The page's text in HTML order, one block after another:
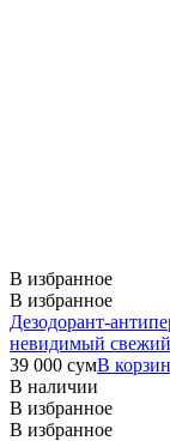
В избранное
В избранное
Дезодорант-
невидимый
39 000 сумВ
В наличии
В избранное
В избранное